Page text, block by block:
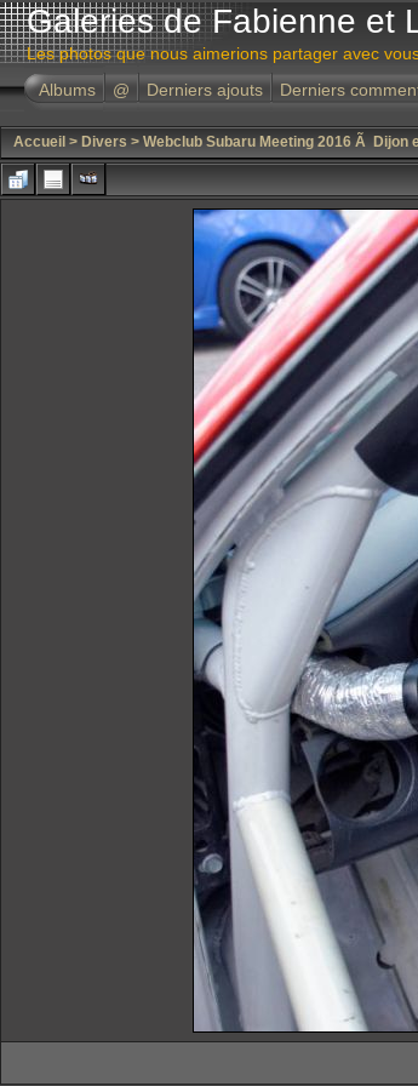
Galeries de Fabienne et
Les photos que nous aimerions partager avec
Albums
@ Derniers ajouts Derniers
Accueil > Divers > Webclub Subaru Meeting 2016 Ã Dijon